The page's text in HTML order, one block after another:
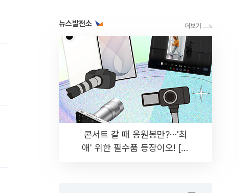
뉴스발전소
콘서트 갈 때 응원봉만?⋯'최
애' 위한 필수품 등장이오! [솔